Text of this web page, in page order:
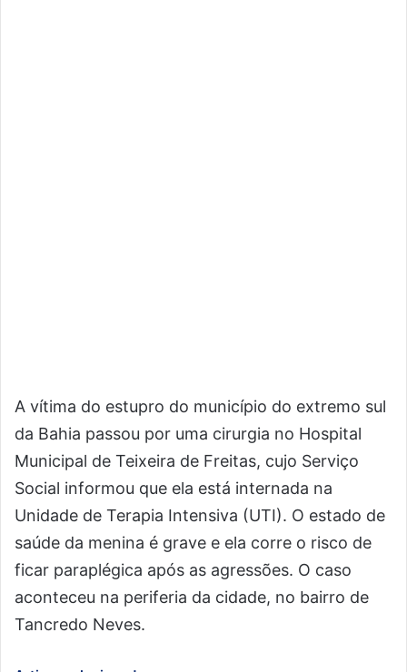
A vítima do estupro do município do extremo sul
da Bahia passou por uma cirurgia no Hospital
Municipal de Teixeira de Freitas, cujo Serviço
Social informou que ela está internada na
Unidade de Terapia Intensiva (UTI). O estado de
saúde da menina é grave e ela corre o risco de
ficar paraplégica após as agressões. O caso
aconteceu na periferia da cidade, no bairro de
Tancredo Neves.